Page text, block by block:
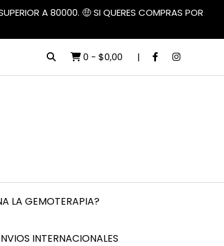
A 80000. 🤑 SI QUERES COMPRAS POR
0 - $0,00
LA GEMOTERAPIA?
INTERNACIONALES